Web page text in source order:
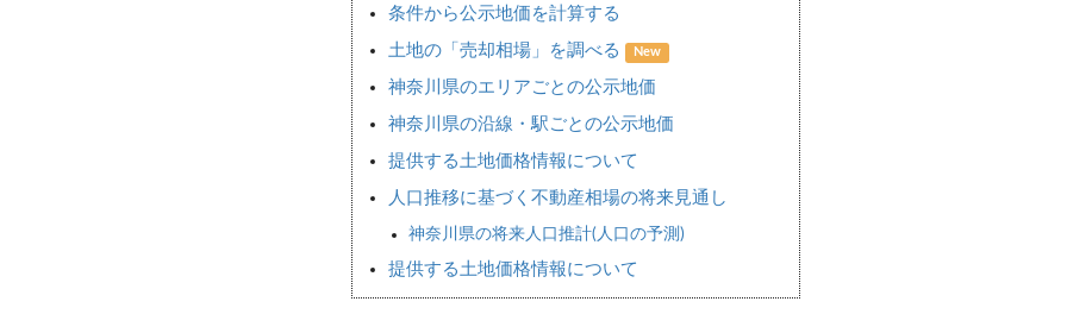
条件から公示地価を計算する
土地の「売却相場」を調べる New
神奈川県のエリアごとの公示地価
神奈川県の沿線・駅ごとの公示地価
提供する土地価格情報について
人口推移に基づく不動産相場の将来見通し
神奈川県の将来人口推計(人口の予測)
提供する土地価格情報について